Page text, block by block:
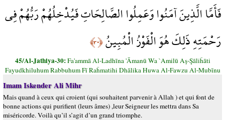
فَأَمَّا الَّذِينَ آمَنُوا وَعَمِلُوا الصَّالِحَاتِ فَيُدْخِلُهُمْ رَبُّهُمْ فِي
رَحْمَتِهِ ذَلِكَ هُوَ الْفَوْزُ الْمُبِينُ﴿٣٠﴾
45/Al-Jathiya-30:Fa'ammā Al-Ladhīna 'Āmanū Wa `Amilū Aş-Şāliĥāti
Fayudkhiluhum Rabbuhum Fī Raĥmatihi Dhālika Huwa Al-Fawzu Al-Mubīnu
Imam Iskender Ali Mihr
Mais quand à ceux qui croient (qui souhaitent parvenir à Allah ) et qui font de
bonne actions qui purifient (leurs âmes) ,leur Seigneur les mettra dans Sa
miséricorde. Voilà qu’il s’agit d’un grand triomphe.